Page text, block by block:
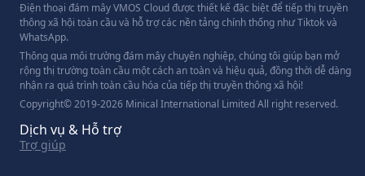
Điện thoại đám mây VMOS Cloud được thiết kế đặc biệt để tiếp thị truyền
thông xã hội toàn cầu và hỗ trợ các nền tảng chính thống như Tiktok và
WhatsApp.
Thông qua môi trường đám mây chuyên nghiệp, chúng tôi giúp bạn mở
rộng thị trường toàn cầu một cách an toàn và hiệu quả, đồng thời dễ dàng
nhận ra quá trình toàn cầu hóa của tiếp thị truyền thông xã hội!
Copyright© 2019-2026 Minical International Limited All right reserved.
Dịch vụ & Hỗ trợ
Trợ giúp